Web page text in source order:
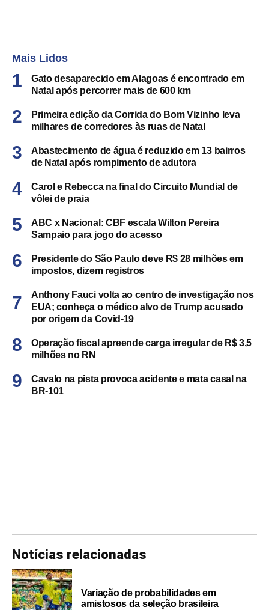
Mais Lidos
Gato desaparecido em Alagoas é encontrado em
Natal após percorrer mais de 600 km
Primeira edição da Corrida do Bom Vizinho leva
milhares de corredores às ruas de Natal
Abastecimento de água é reduzido em 13 bairros
de Natal após rompimento de adutora
Carol e Rebecca na final do Circuito Mundial de
vôlei de praia
ABC x Nacional: CBF escala Wilton Pereira
Sampaio para jogo do acesso
Presidente do São Paulo deve R$ 28 milhões em
impostos, dizem registros
Anthony Fauci volta ao centro de investigação nos
EUA; conheça o médico alvo de Trump acusado
por origem da Covid-19
Operação fiscal apreende carga irregular de R$ 3,5
milhões no RN
Cavalo na pista provoca acidente e mata casal na
BR-101
Notícias relacionadas
Variação de probabilidades em
amistosos da seleção brasileira